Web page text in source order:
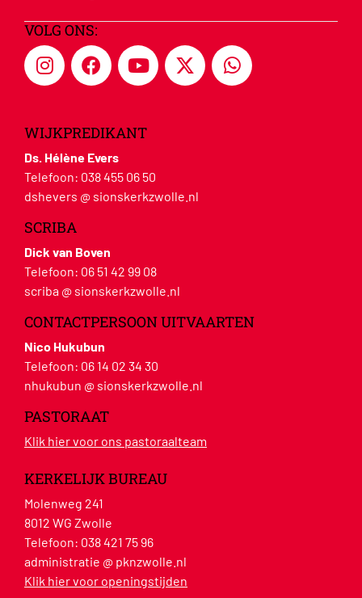
VOLG ONS:
WIJKPREDIKANT
Ds. Hélène Evers
Telefoon: 038 455 06 50
dshevers @ sionskerkzwolle.nl
SCRIBA
Dick van Boven
Telefoon: 06 51 42 99 08
scriba @ sionskerkzwolle.nl
CONTACTPERSOON UITVAARTEN
Nico Hukubun
Telefoon: 06 14 02 34 30
nhukubun @ sionskerkzwolle.nl
PASTORAAT
Klik hier voor ons pastoraalteam
KERKELIJK BUREAU
Molenweg 241
8012 WG Zwolle
Telefoon: 038 421 75 96
administratie @ pknzwolle.nl
Klik hier voor openingstijden